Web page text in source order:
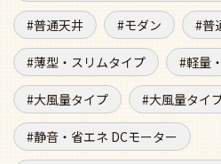
普通天井 モダン 普
薄型・スリムタイプ 軽量
大風量タイプ 大風量タイ
静音・省エネ DCモーター